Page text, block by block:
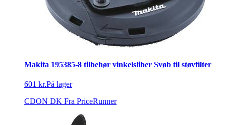
Makita 195385-8 tilbehør vinkelsliber Svøb til støvfilter
601 kr.På lager
CDON DK Fra PriceRunner